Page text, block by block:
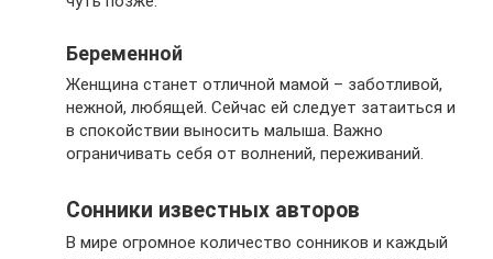
Беременной
Женщина станет отличной мамой – заботливой,
нежной, любящей. Сейчас ей следует затаиться и
в спокойствии выносить малыша. Важно
ограничивать себя от волнений, переживаний.
Сонники известных авторов
В мире огромное количество сонников и каждый